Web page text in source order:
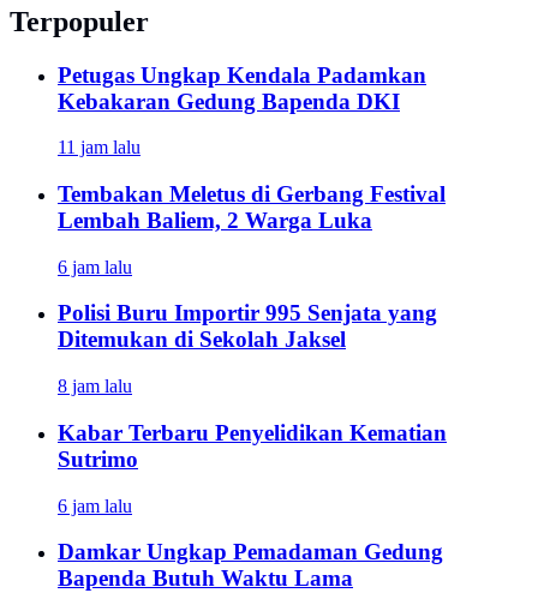
Terpopuler
Petugas Ungkap Kendala Padamkan
Kebakaran Gedung Bapenda DKI
11 jam lalu
Tembakan Meletus di Gerbang Festival
Lembah Baliem, 2 Warga Luka
6 jam lalu
Polisi Buru Importir 995 Senjata yang
Ditemukan di Sekolah Jaksel
8 jam lalu
Kabar Terbaru Penyelidikan Kematian
Sutrimo
6 jam lalu
Damkar Ungkap Pemadaman Gedung
Bapenda Butuh Waktu Lama